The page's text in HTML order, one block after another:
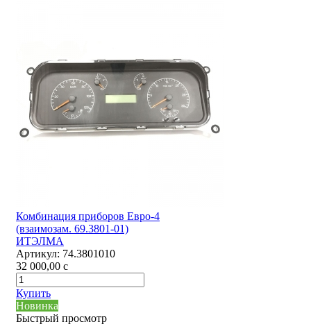
Комбинация приборов Евро-4
(взаимозам. 69.3801-01)
ИТЭЛМА
Артикул: 74.3801010
32 000,00 c
Купить
Новинка
Быстрый просмотр